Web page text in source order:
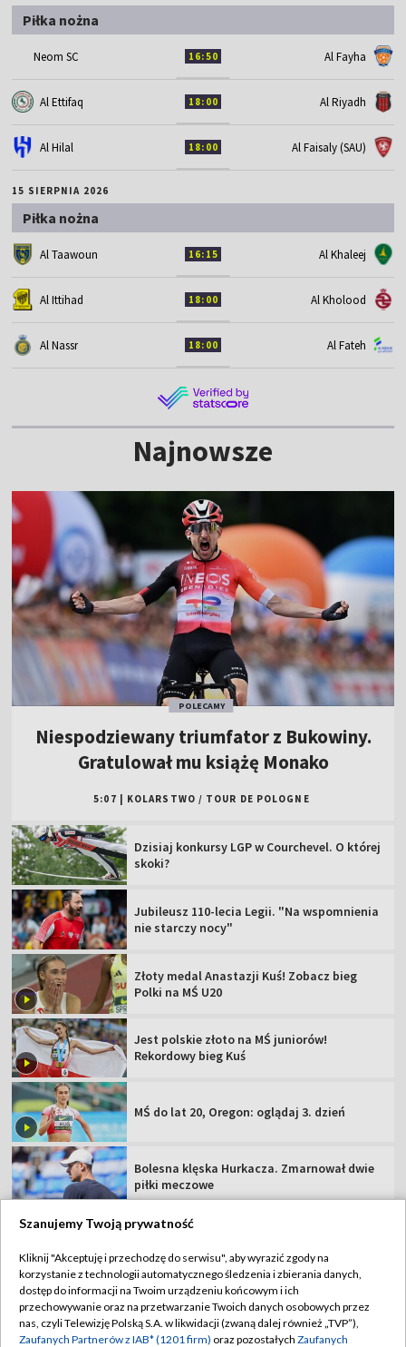
Piłka nożna
Neom SC 16:50 Al Fayha
Al Ettifaq 18:00 Al Riyadh
Al Hilal 18:00 Al Faisaly (SAU)
15 SIERPNIA 2026
Piłka nożna
Al Taawoun 16:15 Al Khaleej
Al Ittihad 18:00 Al Kholood
Al Nassr 18:00 Al Fateh
Najnowsze
POLECAMY
Niespodziewany triumfator z Bukowiny.
Gratulował mu książę Monako
5:07 KOLARSTWO / TOUR DE POLOGNE
Dzisiaj konkursy LGP w Courchevel. O której
skoki?
Jubileusz 110-lecia Legii. "Na wspomnienia
nie starczy nocy"
Złoty medal Anastazji Kuś! Zobacz bieg
Polki na MŚ U20
Jest polskie złoto na MŚ juniorów!
Rekordowy bieg Kuś
MŚ do lat 20, Oregon: oglądaj 3. dzień
Bolesna klęska Hurkacza. Zmarnował dwie
piłki meczowe
TVP
Abonament TVP
Sklep TVP
Regulamin TVP
Polityka prywatności
Szanujemy Twoją prywatność
Kliknij "Akceptuję i przechodzę do serwisu", aby wyrazić zgody na
korzystanie z technologii automatycznego śledzenia i zbierania danych,
dostęp do informacji na Twoim urządzeniu końcowym i ich
przechowywanie oraz na przetwarzanie Twoich danych osobowych przez
nas, czyli Telewizję Polską S.A. w likwidacji (zwaną dalej również „TVP”),
Zaufanych Partnerów z IAB* (1201 firm) oraz pozostałych Zaufanych